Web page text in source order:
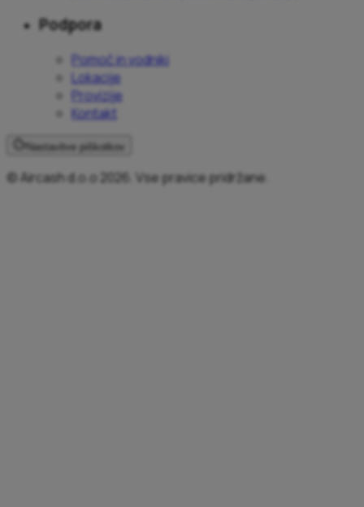
Podpora
Pomoč in vodniki
Lokacije
Provizije
Kontakt
Nastavitve piškotkov
© Aircash d.o.o 2026. Vse pravice pridržane.